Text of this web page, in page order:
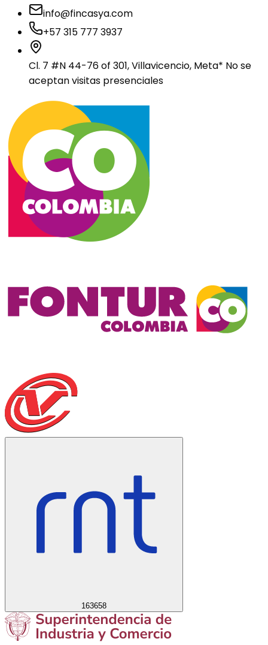
info@fincasya.com
+57 315 777 3937
Cl. 7 #N 44-76 of 301, Villavicencio, Meta* No se
aceptan visitas presenciales
163658